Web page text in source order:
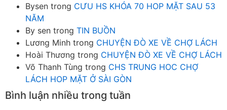
Bysen trong CƯU HS KHÓA 70 HOP MẶT SAU 53
NĂM
By sen trong TIN BUỒN
Lương Minh trong CHUYỆN ĐÒ XE VỀ CHỢ LÁCH
Hoài Thương trong CHUYỆN ĐÒ XE VỀ CHỢ LÁCH
Võ Thanh Tùng trong CHS TRUNG HOC CHỢ
LÁCH HOP MẶT Ở SÀI GÒN
Bình luận nhiều trong tuần